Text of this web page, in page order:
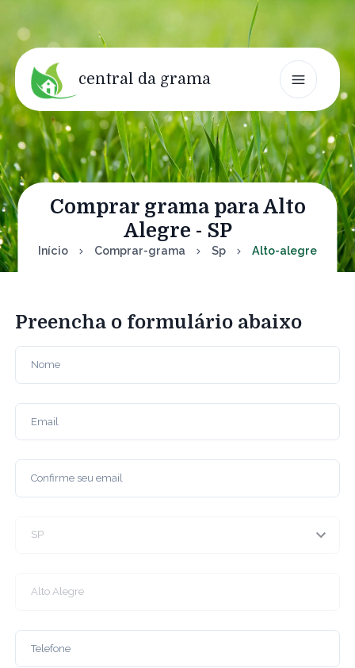
central da grama
Comprar grama para Alto
Alegre - SP
Início Comprar-grama Sp Alto-alegre
Preencha o formulário abaixo